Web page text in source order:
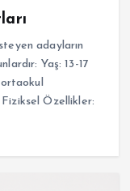
adayların
Yaş: 13-17
Özellikler: